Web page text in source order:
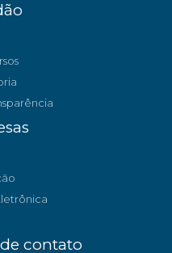
contato